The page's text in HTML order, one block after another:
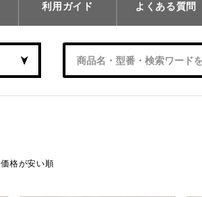
利用ガイド よくある質問
価格が安い順